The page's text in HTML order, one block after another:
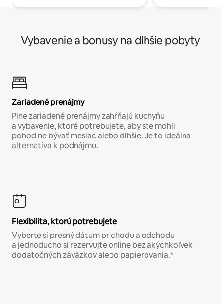
Vybavenie a bonusy na dlhšie pobyty
Zariadené prenájmy
Plne zariadené prenájmy zahŕňajú kuchyňu
a vybavenie, ktoré potrebujete, aby ste mohli
pohodlne bývať mesiac alebo dlhšie. Je to ideálna
alternatíva k podnájmu.
Flexibilita, ktorú potrebujete
Vyberte si presný dátum príchodu a odchodu
a jednoducho si rezervujte online bez akýchkoľvek
dodatočných záväzkov alebo papierovania.*